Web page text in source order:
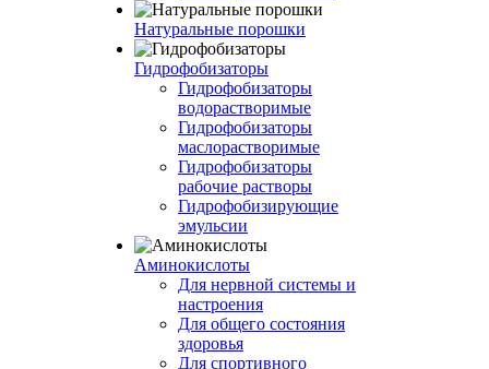
Натуральные порошки
Гидрофобизаторы
Гидрофобизаторы
водорастворимые
Гидрофобизаторы
маслорастворимые
Гидрофобизаторы
рабочие растворы
Гидрофобизирующие
эмульсии
Аминокислоты
Для нервной системы и
настроения
Для общего состояния
здоровья
Для спортивного